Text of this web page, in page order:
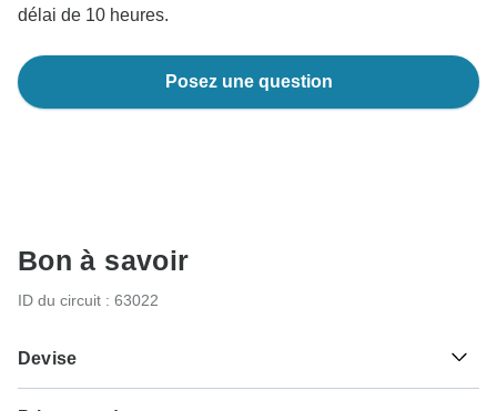
délai de 10 heures.
Posez une question
Bon à savoir
ID du circuit : 63022
Devise